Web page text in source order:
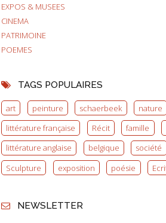
EXPOS & MUSEES
CINEMA
PATRIMOINE
POEMES
TAGS POPULAIRES
art peinture schaerbeek nature
littérature française
Récit famille
littérature anglaise
belgique société
Sculpture
exposition poésie
NEWSLETTER